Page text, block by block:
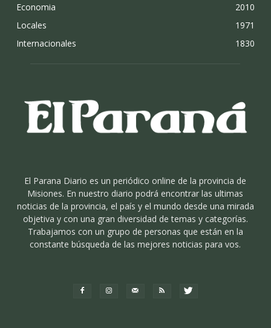
Economia
2010
Locales
1971
Internacionales
1830
El Parana Diario es un periódico online de la provincia de
Misiones. En nuestro diario podrá encontrar las ultimas
noticias de la provincia, el país y el mundo desde una mirada
objetiva y con una gran diversidad de temas y categorías.
Trabajamos con un grupo de personas que están en la
constante búsqueda de las mejores noticias para vos.